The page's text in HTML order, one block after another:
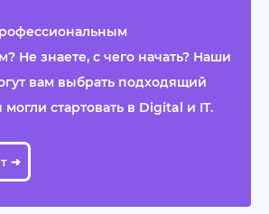
Не знаете, с чего начать? Наши
вам выбрать подходящий
стартовать в Digital и IT.
➜